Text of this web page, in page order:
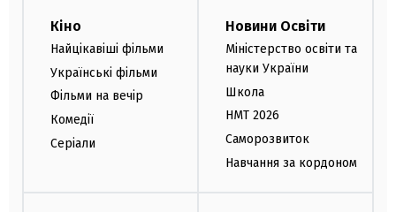
Кіно
Найцікавіші фільми
Українські фільми
Фільми на вечір
Комедії
Серіали
Новини Освіти
Міністерство освіти та
науки України
Школа
НМТ 2026
Саморозвиток
Навчання за кордоном